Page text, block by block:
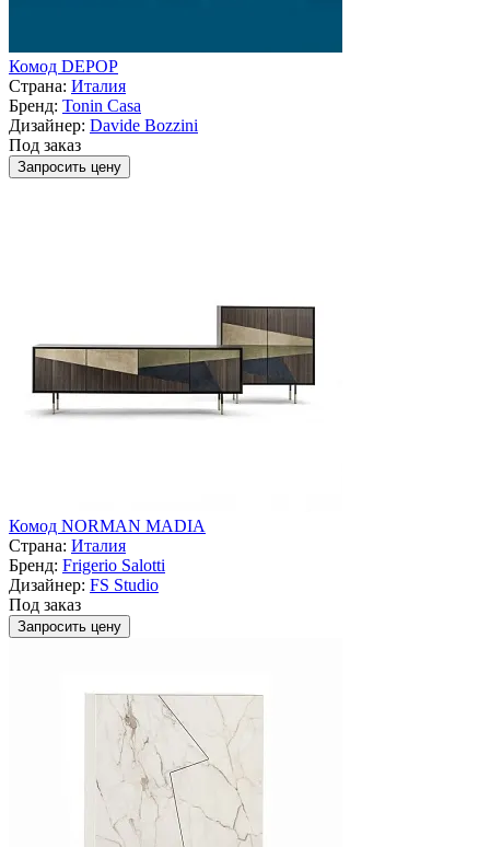
Комод DEPOP
Страна: Италия
Бренд: Tonin Casa
Дизайнер: Davide Bozzini
Под заказ
Запросить цену
Комод NORMAN MADIA
Страна: Италия
Бренд: Frigerio Salotti
Дизайнер: FS Studio
Под заказ
Запросить цену